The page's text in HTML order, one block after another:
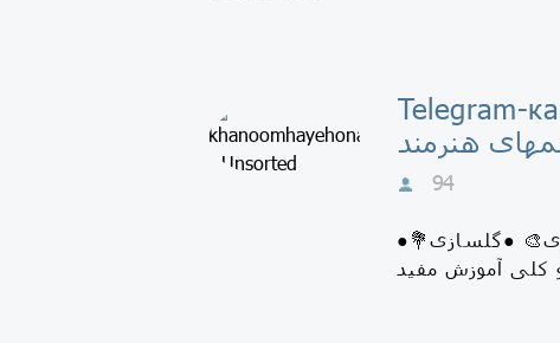
Telegram-
هنرمند
94
●بافتنی❄️ ●جعبه سازی🎁 ●خیاطی👗 ●نمددوزی⚾️ ●کاردستی⛵️ ●چرم دوزی👜 ●ویترای🎨 ●گلسازی💐